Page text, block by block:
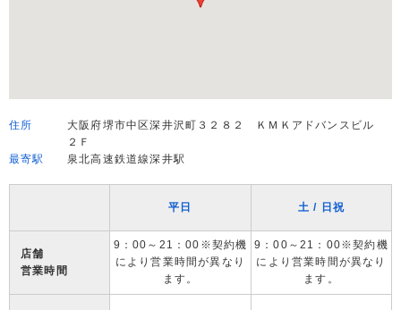
住所
大阪府堺市中区深井沢町３２８２ ＫＭＫアドバンスビル
２Ｆ
最寄駅
泉北高速鉄道線深井駅
平日 土 / 日祝
店舗
営業時間
9：00～21：00※契約機
により営業時間が異なり
ます。
9：00～21：00※契約機
により営業時間が異なり
ます。